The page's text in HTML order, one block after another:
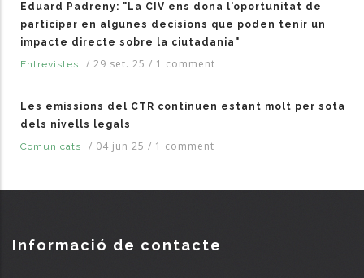
Eduard Padreny: "La CIV ens dona l'oportunitat de
participar en algunes decisions que poden tenir un
impacte directe sobre la ciutadania"
Entrevistes
/ 29 set. 25 / 1 comment
Les emissions del CTR continuen estant molt per sota
dels nivells legals
Comunicats
/ 04 jun 25 / 1 comment
Informació de contacte